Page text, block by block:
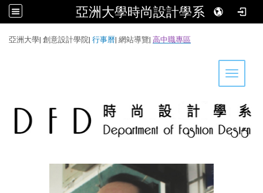
亞洲大學時尚設計學系
亞洲大學| 創意設計學院| 行事曆| 網站導覽| 高中職專區
Toggle